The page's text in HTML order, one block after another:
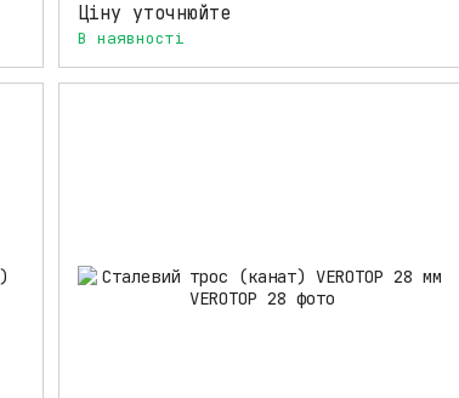
Ціну уточнюйте
В наявності